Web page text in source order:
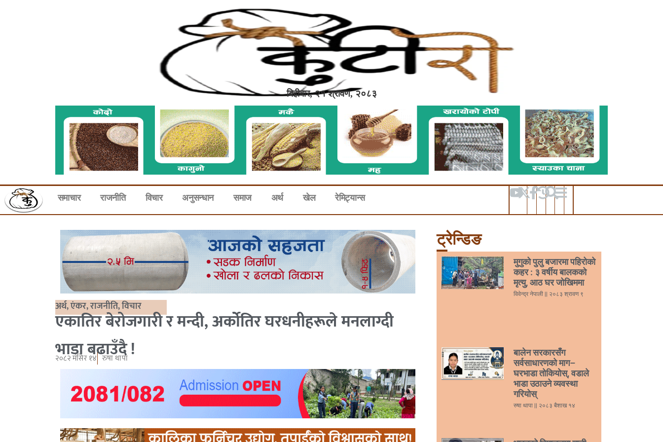
बिहीबार, २१ श्रावण, २०८३
समाचार राजनीति विचार अनुसन्धान समाज अर्थ खेल रेमिट्यान्स
अर्थ,एंकर,राजनीति,विचार
एकातिर बेरोजगारी र मन्दी, अर्कोतिर घरधनीहरूले मनलाग्दी
भाडा बढाउँदै !
२०८२ मंसिर १४ रुषा थापा
ट्रेन्डिङ
मुगुको पुलु बजारमा पहिरोको
कहर : ३ वर्षीय बालकको
मृत्यु, आठ घर जोखिममा
विवेन्द्र नेपाली २०८३ श्रावण ९
बालेन सरकारसँग
सर्वसाधारणको माग–
घरभाडा तोकियोस्, वडाले
भाडा उठाउने व्यवस्था
गरियोस्
रुषा थापा २०८३ बैशाख १४